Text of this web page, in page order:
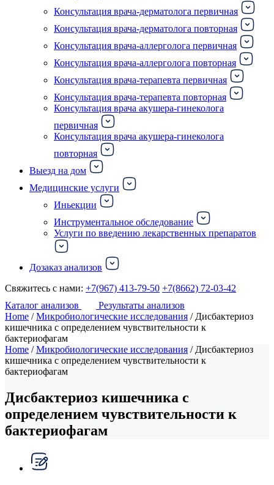
Консультация врача-дерматолога первичная
Консультация врача-дерматолога повторная
Консультация врача-аллерголога первичная
Консультация врача-аллерголога повторная
Консультация врача-терапевта первичная
Консультация врача-терапевта повторная
Консультация врача акушера-гинеколога
первичная
Консультация врача акушера-гинеколога
повторная
Выезд на дом
Медицинские услуги
Иньекции
Инструментальное обследование
Услуги по введению лекарственных препаратов
Дозаказ анализов
Свяжитесь с нами: +7(967) 413-79-50 +7(8662) 72-03-42
Каталог анализов
Результаты анализов
Home /Микробиологические исследования / Дисбактериоз
кишечника с определением чувствительности к
бактериофагам
Home /Микробиологические исследования / Дисбактериоз
кишечника с определением чувствительности к
бактериофагам
Дисбактериоз кишечника с
определением чувствительности к
бактериофагам